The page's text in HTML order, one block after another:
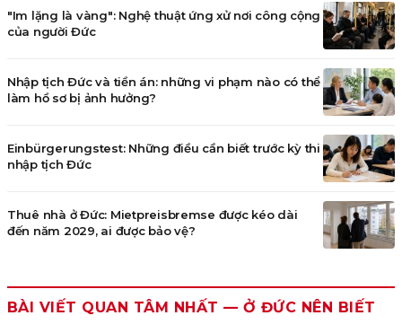
"Im lặng là vàng": Nghệ thuật ứng xử nơi công cộng
của người Đức
Nhập tịch Đức và tiền án: những vi phạm nào có thể
làm hồ sơ bị ảnh hưởng?
Einbürgerungstest: Những điều cần biết trước kỳ thi
nhập tịch Đức
Thuê nhà ở Đức: Mietpreisbremse được kéo dài
đến năm 2029, ai được bảo vệ?
BÀI VIẾT QUAN TÂM NHẤT — Ở ĐỨC NÊN BIẾT